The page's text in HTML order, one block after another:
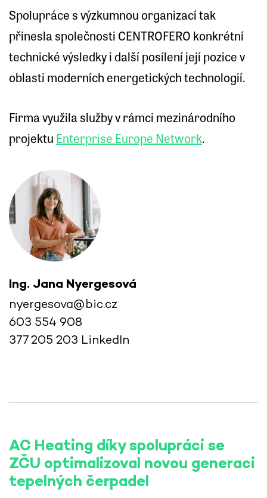
Spolupráce s výzkumnou organizací tak
přinesla společnosti CENTROFERO konkrétní
technické výsledky i další posílení její pozice v
oblasti moderních energetických technologií.
Firma využila služby v rámci mezinárodního
projektu Enterprise Europe Network.
Ing. Jana Nyergesová
nyergesova@bic.cz
603 554 908
377 205 203 LinkedIn
AC Heating díky spolupráci se
ZČU optimalizoval novou generaci
tepelných čerpadel